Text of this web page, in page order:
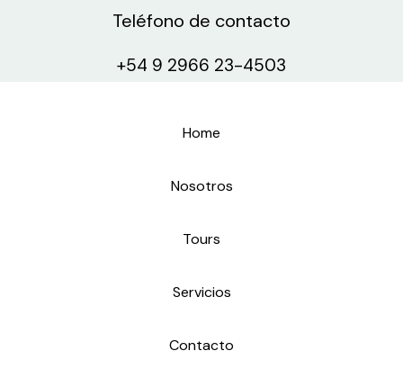
Teléfono de contacto
+54 9 2966 23-4503
Home
Nosotros
Tours
Servicios
Contacto